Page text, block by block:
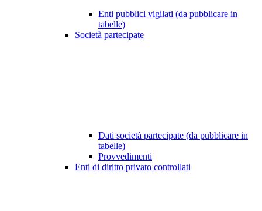
Enti pubblici vigilati (da pubblicare in
tabelle)
Società partecipate
Dati società partecipate (da pubblicare in
tabelle)
Provvedimenti
Enti di diritto privato controllati